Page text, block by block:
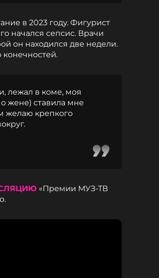
в 2023 году. Фигурист
начался сепсис. Врачи
он находился две недели.
лежал в коме, моя
жене) ставила мне
желаю крепкого
«Премии МУЗ-ТВ